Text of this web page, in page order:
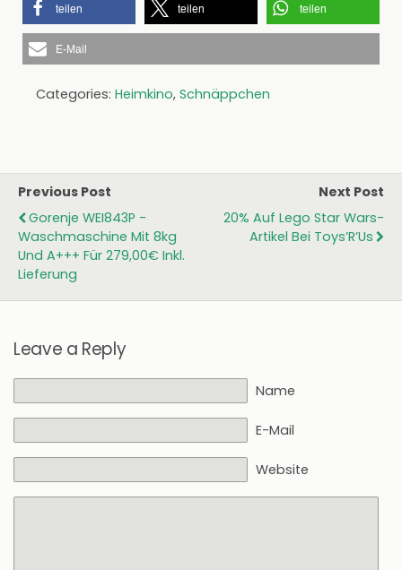
teilen teilen teilen
E-Mail
Categories: Heimkino, Schnäppchen
Previous Post
Gorenje WEI843P -
Waschmaschine Mit 8kg
Und A+++ Für 279,00€ Inkl.
Lieferung
Next Post
20% Auf Lego Star Wars-
Artikel Bei Toys’R’Us
Leave a Reply
Name
E-Mail
Website